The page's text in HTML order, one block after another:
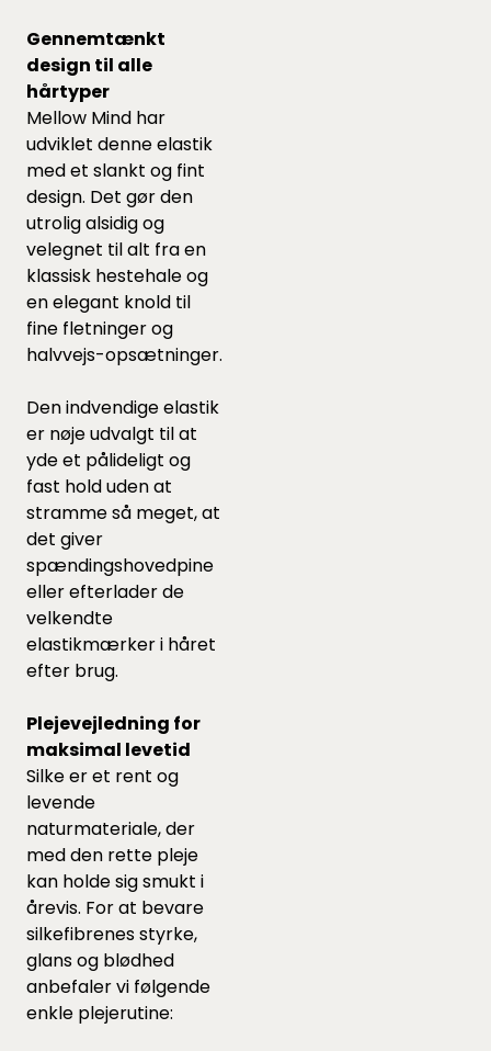
Gennemtænkt
design til alle
hårtyper
Mellow Mind har
udviklet denne elastik
med et slankt og fint
design. Det gør den
utrolig alsidig og
velegnet til alt fra en
klassisk hestehale og
en elegant knold til
fine fletninger og
halvvejs-opsætninger.
Den indvendige elastik
er nøje udvalgt til at
yde et pålideligt og
fast hold uden at
stramme så meget, at
det giver
spændingshovedpine
eller efterlader de
velkendte
elastikmærker i håret
efter brug.
Plejevejledning for
maksimal levetid
Silke er et rent og
levende
naturmateriale, der
med den rette pleje
kan holde sig smukt i
årevis. For at bevare
silkefibrenes styrke,
glans og blødhed
anbefaler vi følgende
enkle plejerutine: